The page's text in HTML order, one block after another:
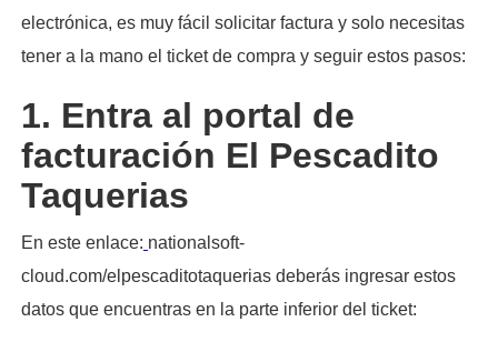
electrónica, es muy fácil solicitar factura y solo necesitas
tener a la mano el ticket de compra y seguir estos pasos:​
1. Entra al portal de
facturación El Pescadito
Taquerias
En este enlace: nationalsoft-
cloud.com/elpescaditotaquerias deberás ingresar estos
datos que encuentras en la parte inferior del ticket: